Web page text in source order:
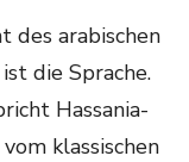
des arabischen
die Sprache.
Hassania-
klassischen